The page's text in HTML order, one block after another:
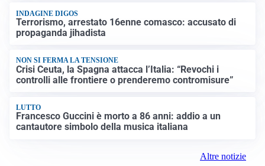
INDAGINE DIGOS
Terrorismo, arrestato 16enne comasco: accusato di
propaganda jihadista
NON SI FERMA LA TENSIONE
Crisi Ceuta, la Spagna attacca l’Italia: “Revochi i
controlli alle frontiere o prenderemo contromisure”
LUTTO
Francesco Guccini è morto a 86 anni: addio a un
cantautore simbolo della musica italiana
Altre notizie